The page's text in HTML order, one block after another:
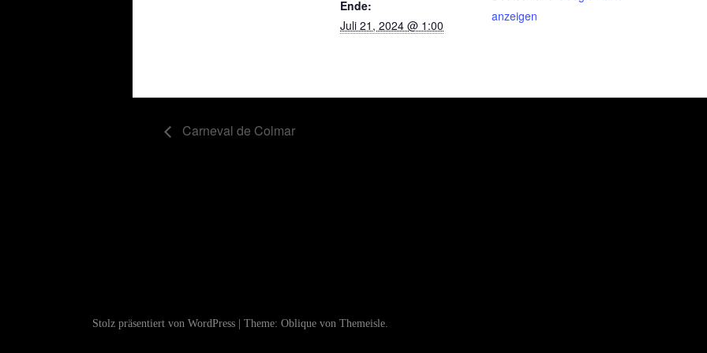
Ende:
Juli 21, 2024 @ 1:00
anzeigen
Carneval de Colmar
Stolz präsentiert von WordPress Theme: Oblique von Themeisle.